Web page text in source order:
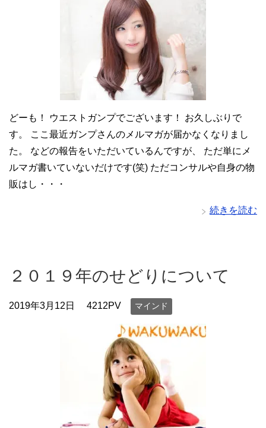
どーも！ ウエストガンプでございます！ お久しぶりで
す。 ここ最近ガンプさんのメルマガが届かなくなりまし
た。 などの報告をいただいているんですが、 ただ単にメ
ルマガ書いていないだけです(笑) ただコンサルや自身の物
販はし・・・
続きを読む
２０１９年のせどりについて
2019年3月12日 4212PV マインド